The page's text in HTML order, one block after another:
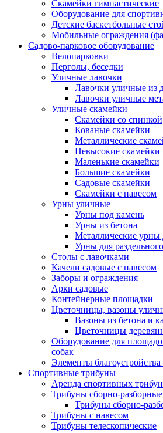
Скамейки гимнастические
Оборудование для
Детские баскетбольные
Мобильные ограждения
Садово-парковое оборудование
Велопарковки
Перголы, беседки
Уличные лавочки
Лавочки уличные из
Лавочки уличные
Уличные скамейки
Скамейки со спинкой
Кованые скамейки
Металлические
Невысокие скамейки
Маленькие скамейки
Большие скамейки
Садовые скамейки
Скамейки с навесом
Урны уличные
Урны под камень
Урны из бетона
Металлические урны
Урны для
Столы с лавочками
Качели садовые с навесом
Заборы и ограждения
Арки садовые
Контейнерные площадки
Цветочницы, вазоны
Вазоны из бетона и
Цветочницы
Оборудование для
собак
Элементы
Спортивные трибуны
Аренда спортивных трибун
Трибуны сборно-разборные
Трибуны сборно-
Трибуны с навесом
Трибуны телескопические